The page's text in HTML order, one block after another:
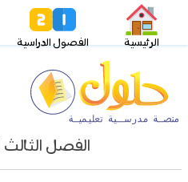
الرئيسية الفصول الدراسية
الفصل الثالث